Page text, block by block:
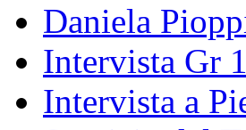
Daniela
Intervista Gr
Intervista a